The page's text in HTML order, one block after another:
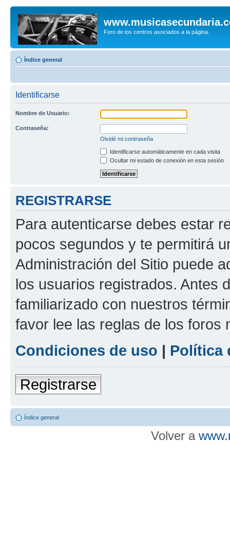
Foro de los centros asociados a la página.
Índice general
Identificarse
Nombre de Usuario:
Contraseña:
Olvidé mi contraseña
Identificarse automáticamente en cada visita
Ocultar mi estado de conexión en esta sesión
REGISTRARSE
Para autenticarse debes estar
pocos segundos y te permitirá
Administración del Sitio puede
los usuarios registrados. Antes
familiarizado con nuestros
favor lee las reglas de los foros
Condiciones de uso | Política
Registrarse
Índice general
Volver a